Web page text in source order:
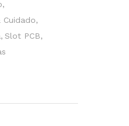
Cuidado
Slot PCB